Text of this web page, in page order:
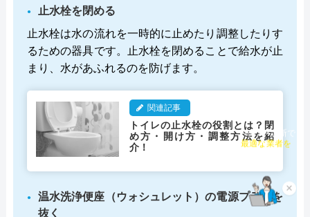
止水栓を閉める
止水栓は水の流れを一時的に止めたり調整したりす
るための器具です。止水栓を閉めることで給水が止
まり、水があふれるのを防げます。
関連記事
トイレの止水栓の役割とは？閉
め方・開け方・調整方法を紹
介！
温水洗浄便座（ウォシュレット）の電源プラグを
抜く
×
チャット診断で
最適な業者を